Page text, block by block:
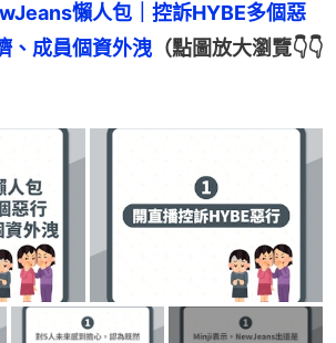
懶人包｜控訴HYBE多個惡
、成員個資外洩 （點圖放大瀏覽👇👇